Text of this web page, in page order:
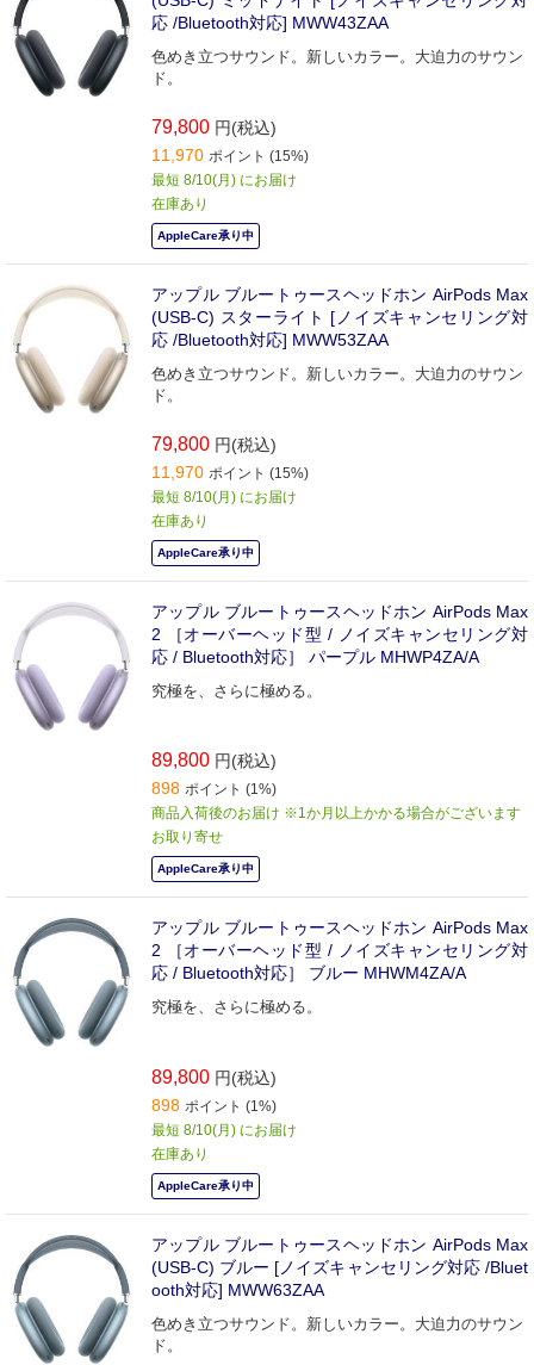
応 /Bluetooth対応] MWW43ZAA
色めき立つサウンド。新しいカラー。大迫力のサウン
ド。
79,800 円(税込)
11,970 ポイント (15%)
最短 8/10(月) にお届け
在庫あり
AppleCare承り中
アップル ブルートゥースヘッドホン AirPods Max
(USB-C) スターライト [ノイズキャンセリング対
応 /Bluetooth対応] MWW53ZAA
色めき立つサウンド。新しいカラー。大迫力のサウン
ド。
79,800 円(税込)
11,970 ポイント (15%)
最短 8/10(月) にお届け
在庫あり
AppleCare承り中
アップル ブルートゥースヘッドホン AirPods Max
2 ［オーバーヘッド型 / ノイズキャンセリング対
応 / Bluetooth対応］ パープル MHWP4ZA/A
究極を、さらに極める。
89,800 円(税込)
898 ポイント (1%)
商品入荷後のお届け ※1か月以上かかる場合がございます
お取り寄せ
AppleCare承り中
アップル ブルートゥースヘッドホン AirPods Max
2 ［オーバーヘッド型 / ノイズキャンセリング対
応 / Bluetooth対応］ ブルー MHWM4ZA/A
究極を、さらに極める。
89,800 円(税込)
898 ポイント (1%)
最短 8/10(月) にお届け
在庫あり
AppleCare承り中
アップル ブルートゥースヘッドホン AirPods Max
(USB-C) ブルー [ノイズキャンセリング対応 /Bluet
ooth対応] MWW63ZAA
色めき立つサウンド。新しいカラー。大迫力のサウン
ド。